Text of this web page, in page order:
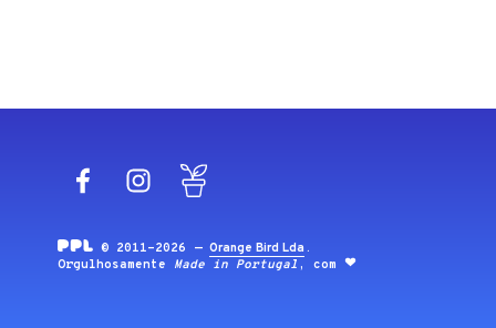
FacebookInstagram
© 2011-2026 —Orange Bird Lda .
Orgulhosamente Made in Portugal , com